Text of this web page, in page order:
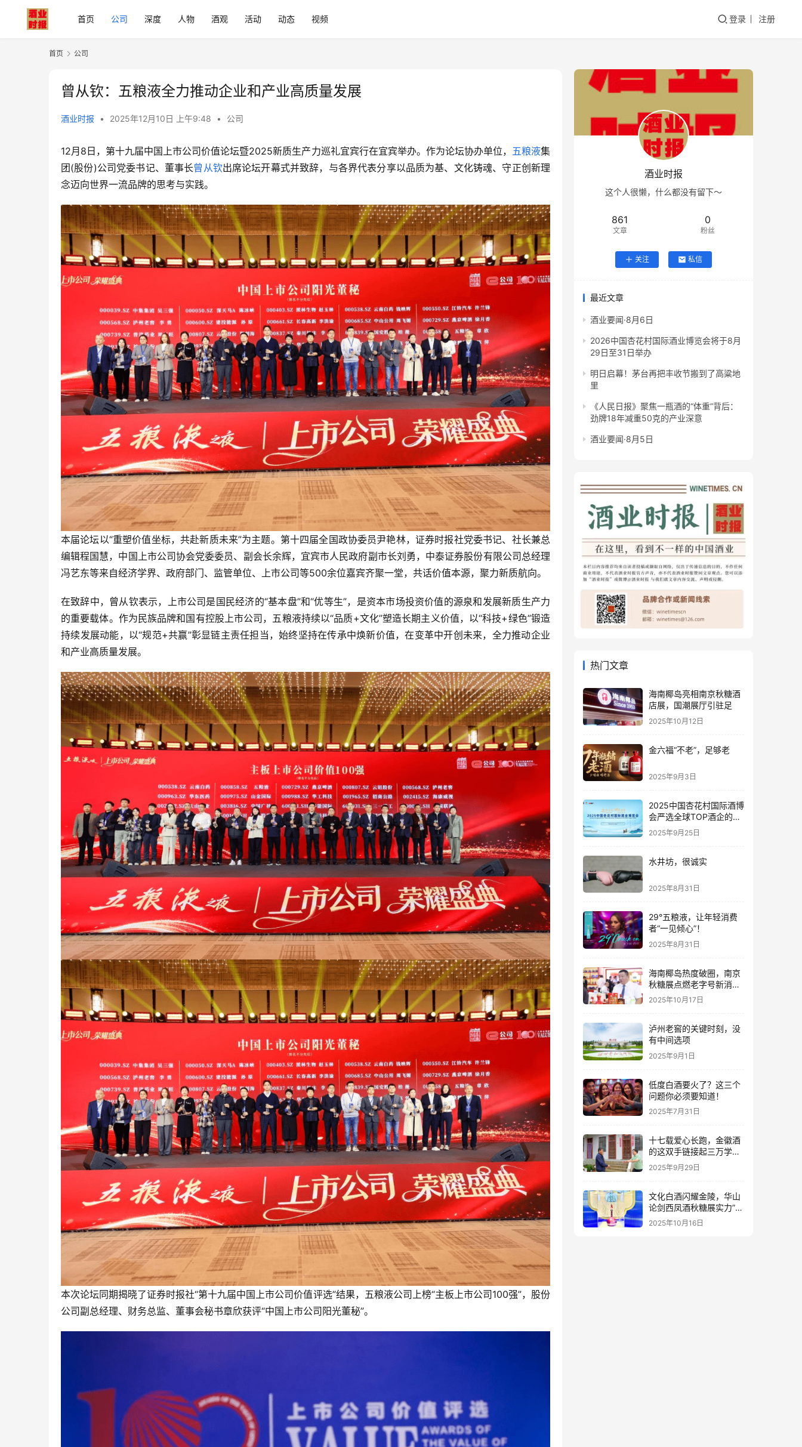
首页 公司 深度 人物 酒观 活动 动态 视频 登录 注册
首页 公司
曾从钦：五粮液全力推动企业和产业高质量发展
酒业时报 • 2025年12月10日 上午9:48 • 公司
12月8日，第十九届中国上市公司价值论坛暨2025新质生产力巡礼宜宾行在宜宾举办。作为论坛协办单位， 五粮液集
团(股份)公司党委书记、董事长曾从钦出席论坛开幕式并致辞，与各界代表分享以品质为基、文化铸魂、守正创新理
念迈向世界一流品牌的思考与实践。
本届论坛以“重塑价值坐标，共赴新质未来”为主题。第十四届全国政协委员尹艳林，证券时报社党委书记、社长兼总
编辑程国慧，中国上市公司协会党委委员、副会长余辉，宜宾市人民政府副市长刘勇，中泰证券股份有限公司总经理
冯艺东等来自经济学界、政府部门、监管单位、上市公司等500余位嘉宾齐聚一堂，共话价值本源，聚力新质航向。
在致辞中，曾从钦表示，上市公司是国民经济的“基本盘”和“优等生”，是资本市场投资价值的源泉和发展新质生产力
的重要载体。作为民族品牌和国有控股上市公司，五粮液持续以“品质+文化”塑造长期主义价值，以“科技+绿色”锻造
持续发展动能，以“规范+共赢”彰显链主责任担当，始终坚持在传承中焕新价值，在变革中开创未来，全力推动企业
和产业高质量发展。
本次论坛同期揭晓了证券时报社“第十九届中国上市公司价值评选”结果，五粮液公司上榜“主板上市公司100强”，股份
公司副总经理、财务总监、董事会秘书章欣获评“中国上市公司阳光董秘”。
酒业时报
这个人很懒，什么都没有留下～
861
文章
0
粉丝
关注 私信
最近文章
酒业要闻·8月6日
2026中国杏花村国际酒业博览会将于8月
29日至31日举办
明日启幕！茅台再把丰收节搬到了高粱地
里
《人民日报》聚焦一瓶酒的“体重”背后：
劲牌18年减重50克的产业深意
酒业要闻·8月5日
热门文章
海南椰岛亮相南京秋糖酒
店展，国潮展厅引驻足
2025年10月12日
金六福“不老”，足够老
2025年9月3日
2025中国杏花村国际酒博
会严选全球TOP酒企的底
气何在？
2025年9月25日
水井坊，很诚实
2025年8月31日
29°五粮液，让年轻消费
者“一见倾心”！
2025年8月31日
海南椰岛热度破圈，南京
秋糖展点燃老字号新消费
热潮
2025年10月17日
泸州老窖的关键时刻，没
有中间选项
2025年9月1日
低度白酒要火了？这三个
问题你必须要知道！
2025年7月31日
十七载爱心长跑，金徽酒
的这双手链接起三万学子
的人生路
2025年9月29日
文化白酒闪耀金陵，华山
论剑西凤酒秋糖展实力”出
圈”
2025年10月16日